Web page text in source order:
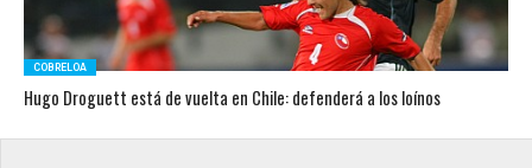
COBRELOA
Hugo Droguett está de vuelta en Chile: defenderá a los loínos